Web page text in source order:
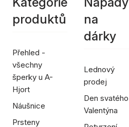
produktů
Přehled -
všechny
šperky u A-
Hjort
Náušnice
Prsteny
na
dárky
Lednový
prodej
Den svatého
Valentýna